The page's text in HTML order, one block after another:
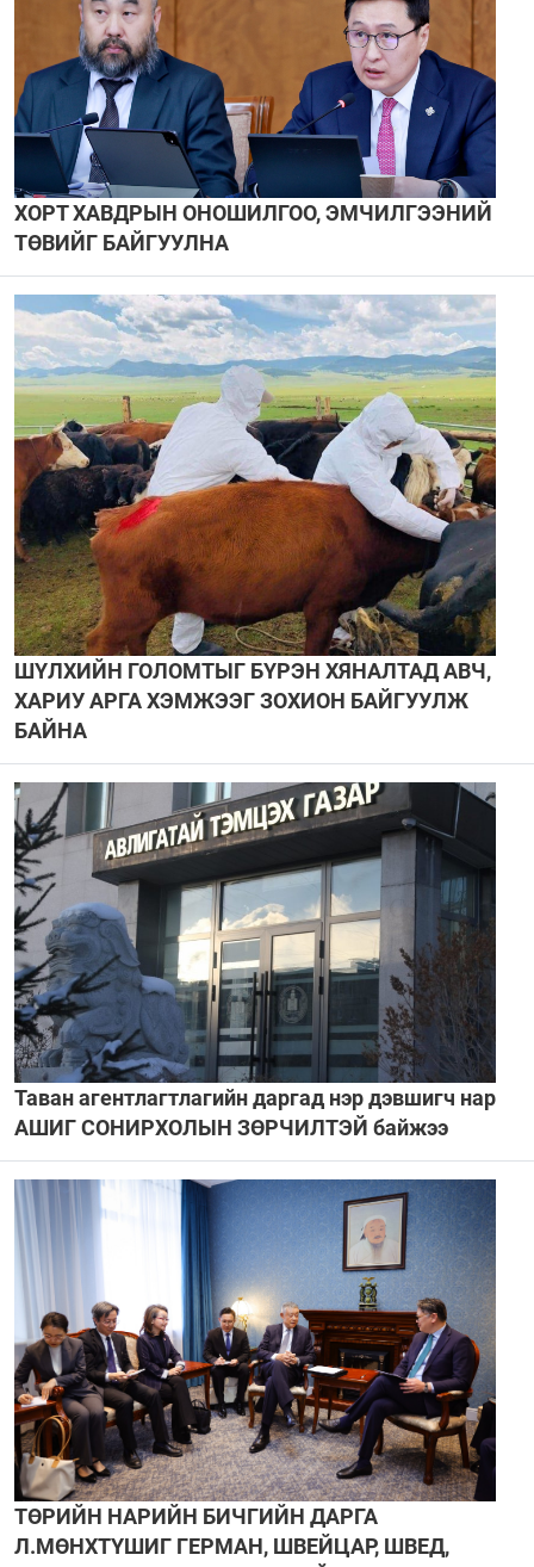
ХОРТ ХАВДРЫН ОНОШИЛГОО, ЭМЧИЛГЭЭНИЙ
ТӨВИЙГ БАЙГУУЛНА
ШҮЛХИЙН ГОЛОМТЫГ БҮРЭН ХЯНАЛТАД АВЧ,
ХАРИУ АРГА ХЭМЖЭЭГ ЗОХИОН БАЙГУУЛЖ
БАЙНА
Таван агентлагтлагийн даргад нэр дэвшигч нар
АШИГ СОНИРХОЛЫН ЗӨРЧИЛТЭЙ байжээ
ТӨРИЙН НАРИЙН БИЧГИЙН ДАРГА
Л.МӨНХТҮШИГ ГЕРМАН, ШВЕЙЦАР, ШВЕД,